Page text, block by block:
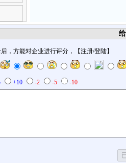
，方能对企业进行评分，【注册/登陆】
+10 -2 -5 -10